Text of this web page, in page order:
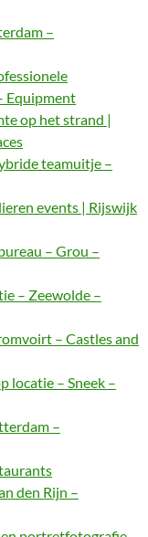
–
Equipment
op het strand |
teamuitje –
events | Rijswijk
– Grou –
– Zeewolde –
– Castles and
locatie – Sneek –
–
den Rijn –